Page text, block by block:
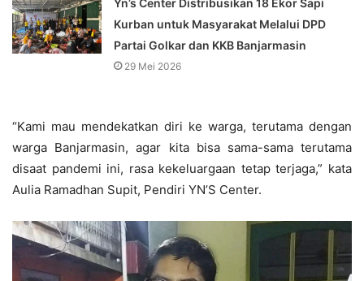
Yn’s Center Distribusikan 18 Ekor Sapi
Kurban untuk Masyarakat Melalui DPD
Partai Golkar dan KKB Banjarmasin
29 Mei 2026
“Kami mau mendekatkan diri ke warga, terutama dengan
warga Banjarmasin, agar kita bisa sama-sama terutama
disaat pandemi ini, rasa kekeluargaan tetap terjaga,” kata
Aulia Ramadhan Supit, Pendiri YN’S Center.